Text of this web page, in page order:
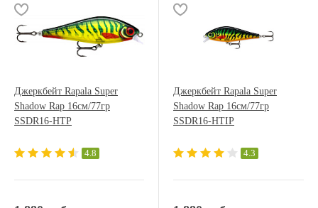
Джеркбейт Rapala Super
Shadow Rap 16см/77гр
SSDR16-HTP
4.8
Джеркбейт Rapala Super
Shadow Rap 16см/77гр
SSDR16-HTIP
4.3